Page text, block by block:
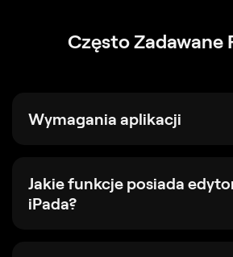
Często Zadawane
Wymagania aplikacji
Jakie funkcje posiada
iPada?